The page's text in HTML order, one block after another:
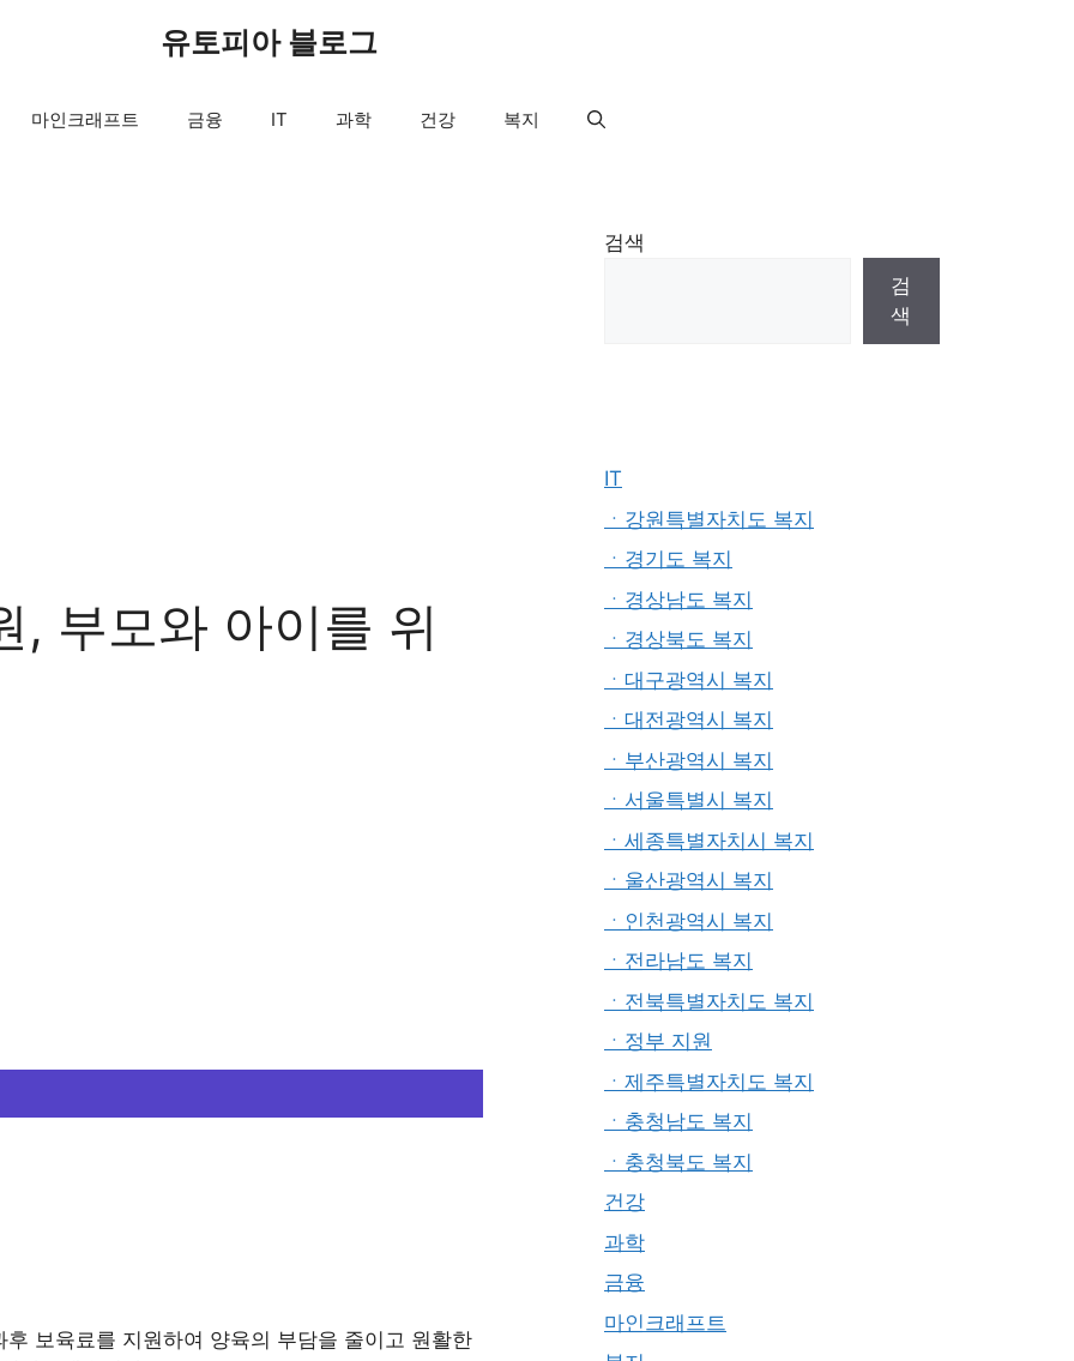
유토피아 블로그
마인크래프트 금융 IT 과학 건강 복지
, 부모와 아이를 위
보육료를 지원하여 양육의 부담을 줄이고 원활한
검색
검
색
IT
ㆍ강원특별자치도 복지
ㆍ경기도 복지
ㆍ경상남도 복지
ㆍ경상북도 복지
ㆍ대구광역시 복지
ㆍ대전광역시 복지
ㆍ부산광역시 복지
ㆍ서울특별시 복지
ㆍ세종특별자치시 복지
ㆍ울산광역시 복지
ㆍ인천광역시 복지
ㆍ전라남도 복지
ㆍ전북특별자치도 복지
ㆍ정부 지원
ㆍ제주특별자치도 복지
ㆍ충청남도 복지
ㆍ충청북도 복지
건강
과학
금융
마인크래프트